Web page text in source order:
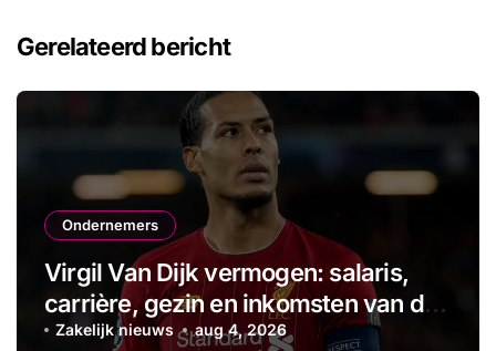
Gerelateerd bericht
Ondernemers
Virgil Van Dijk vermogen: salaris,
carrière, gezin en inkomsten van de
aanvoerder
Zakelijk nieuws aug 4, 2026